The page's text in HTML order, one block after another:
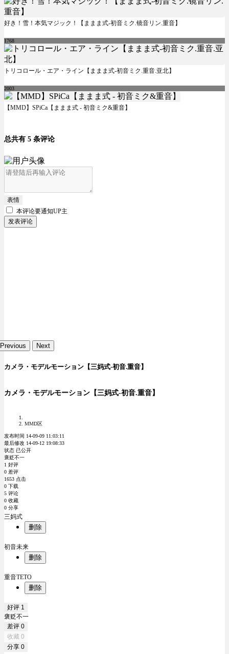
好き！雪！本気マジック！【ままま式-初音ミク.镜音リン.重音】
1768
トリコロール・エア・ライン【ままま式-初音ミク.重音.亚北】
2003
【MMD】SPiCa【ままま式 - 初音ミク&重音】
总共有 5 条评论
表情
本评论要通知UP主
发表评论
Previous Next
カメラ・モデルモーション【三妈式-初音.重音】
カメラ・モデルモーション【三妈式-初音.重音】
MMD区
发布时间 14-09-09 11:03:11
最后修改 14-09-12 19:08:33
状态 已公开
褒贬不一
1 好评
0 差评
1653 点击
0 下载
5 评论
0 收藏
0 分享
三妈式
删除
初音未来
删除
重音TETO
删除
好评 1
褒贬不一
差评 0
收藏 0
分享 0